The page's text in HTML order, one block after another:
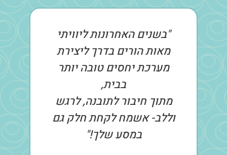
"בשנים האחרונות ליוויתי
מאות הורים בדרך ליצירת
מערכת יחסים טובה יותר
בבית,
מתוך חיבור לתובנה, לרגש
וללב- אשמח לקחת חלק גם
במסע שלך!"